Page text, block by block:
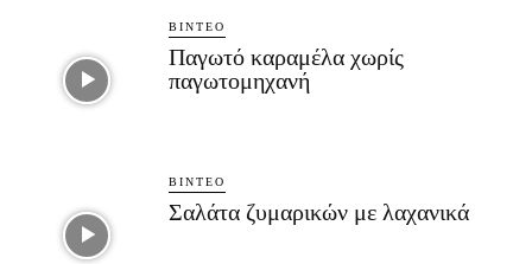
ΒΊΝΤΕΟ
Παγωτό καραμέλα χωρίς
παγωτομηχανή
ΒΊΝΤΕΟ
Σαλάτα ζυμαρικών με λαχανικά